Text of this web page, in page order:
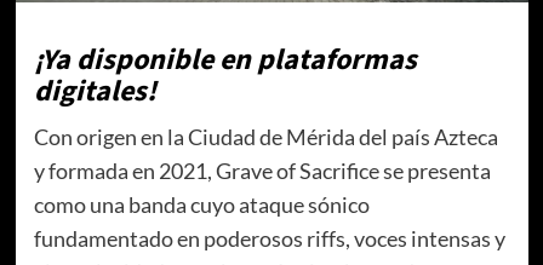
¡Ya disponible en plataformas
digitales!
Con origen en la Ciudad de Mérida del país Azteca
y formada en 2021, Grave of Sacrifice se presenta
como una banda cuyo ataque sónico
fundamentado en poderosos riffs, voces intensas y